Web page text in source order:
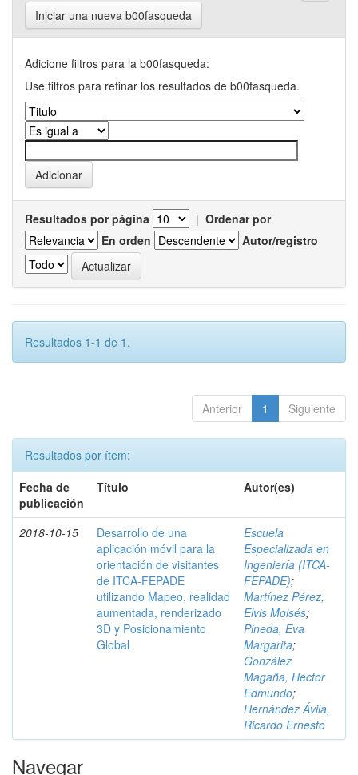
Iniciar una nueva b00fasqueda
Adicione filtros para la b00fasqueda:
Use filtros para refinar los resultados de b00fasqueda.
Resultados por página | Ordenar por
En orden
Autor/registro
Resultados 1-1 de 1.
Anterior 1 Siguiente
Resultados por ítem:
Fecha de
publicación
Título Autor(es)
2018-10-15
Desarrollo de una
aplicación móvil para la
orientación de visitantes
de ITCA-FEPADE
utilizando Mapeo, realidad
aumentada, renderizado
3D y Posicionamiento
Global
Escuela
Especializada en
Ingeniería (ITCA-
FEPADE);
Martínez Pérez,
Elvis Moisés;
Pineda, Eva
Margarita;
González
Magaña, Héctor
Edmundo;
Hernández Ávila,
Ricardo Ernesto
Navegar